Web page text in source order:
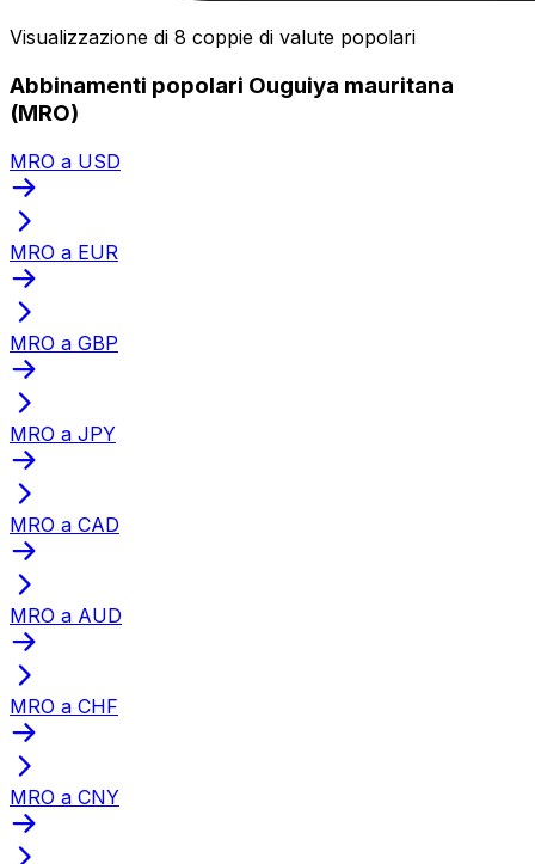
Visualizzazione di 8 coppie di valute popolari
Abbinamenti popolari Ouguiya mauritana
(MRO)
MRO a USD
MRO a EUR
MRO a GBP
MRO a JPY
MRO a CAD
MRO a AUD
MRO a CHF
MRO a CNY